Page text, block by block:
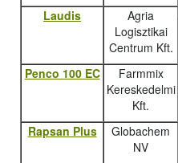
Laudis
Agria
Logisztikai
Centrum Kft.
Penco 100 EC
Farmmix
Kereskedelmi
Kft.
Rapsan Plus
Globachem
NV